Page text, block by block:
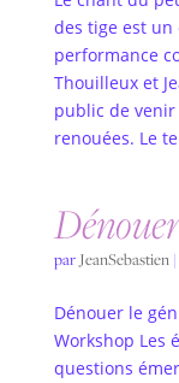
des tige est
performance
Thouilleux et
public de
renouées. Le
par JeanSebastien|
Dénouer le
Workshop Les
questions